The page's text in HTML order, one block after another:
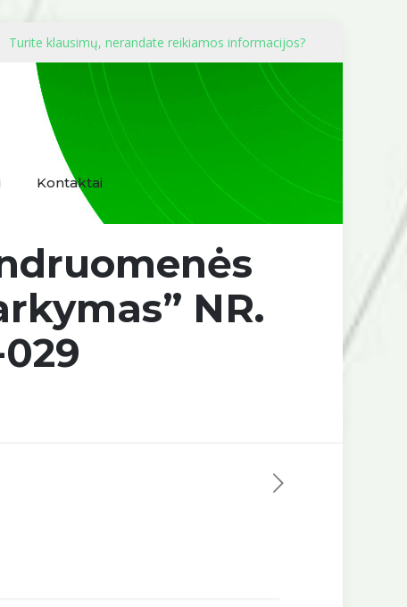
Turite klausimų, nerandate reikiamos informacijos?
Kontaktai
NR.